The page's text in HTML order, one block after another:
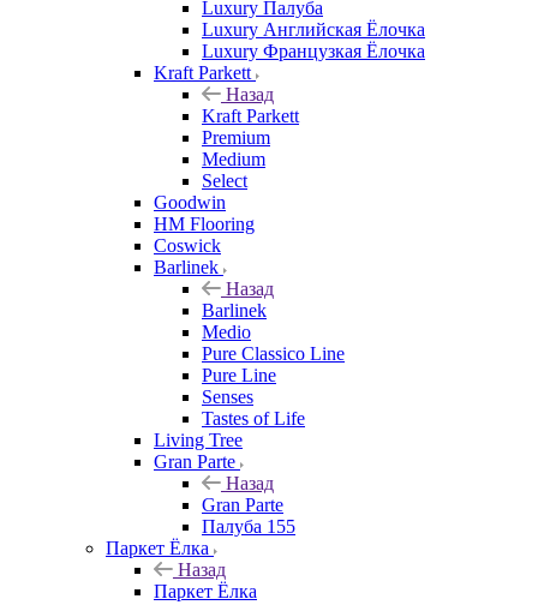
Luxury Палуба
Luxury Английская Ёлочка
Luxury Французкая Ёлочка
Kraft Parkett
Назад
Kraft Parkett
Premium
Medium
Select
Goodwin
HM Flooring
Coswick
Barlinek
Назад
Barlinek
Medio
Pure Classico Line
Pure Line
Senses
Tastes of Life
Living Tree
Gran Parte
Назад
Gran Parte
Палуба 155
Паркет Ёлка
Назад
Паркет Ёлка